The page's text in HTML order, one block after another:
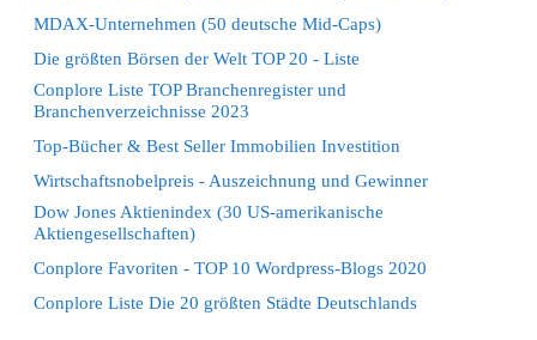
MDAX-Unternehmen (50 deutsche Mid-Caps)
Die größten Börsen der Welt TOP 20 - Liste
Conplore Liste TOP Branchenregister und
Branchenverzeichnisse 2023
Top-Bücher & Best Seller Immobilien Investition
Wirtschaftsnobelpreis - Auszeichnung und Gewinner
Dow Jones Aktienindex (30 US-amerikanische
Aktiengesellschaften)
Conplore Favoriten - TOP 10 Wordpress-Blogs 2020
Conplore Liste Die 20 größten Städte Deutschlands